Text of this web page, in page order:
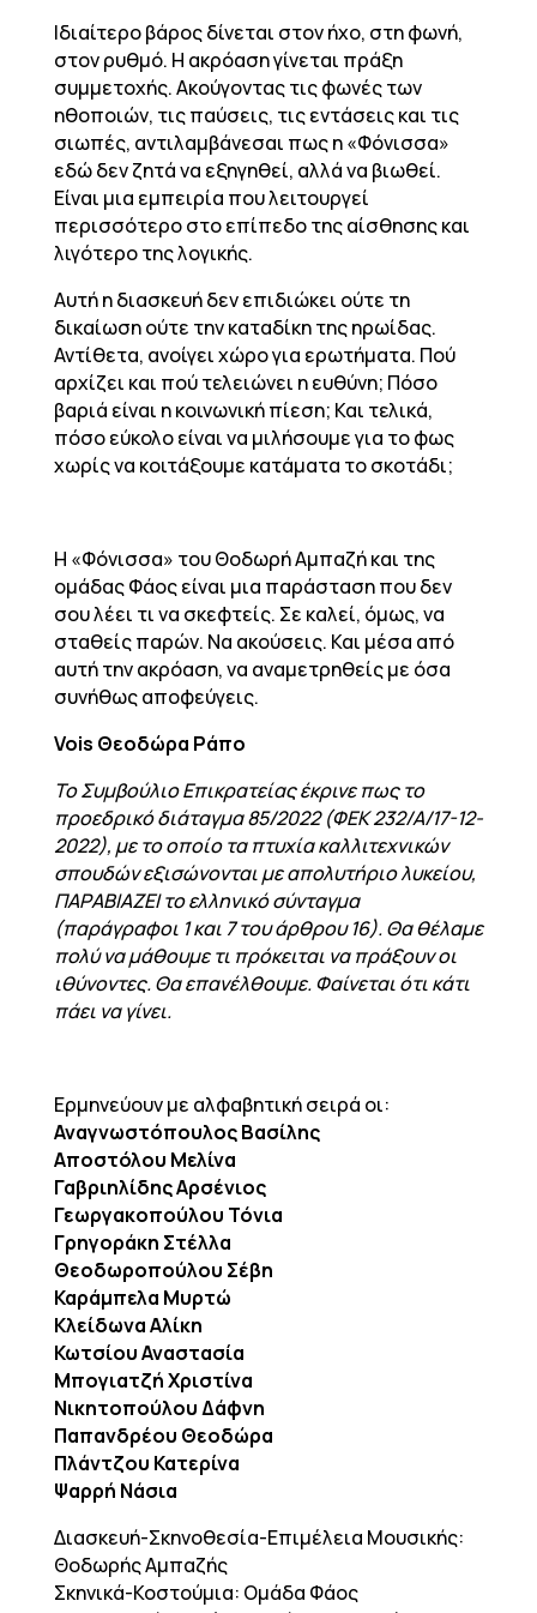
Ιδιαίτερο βάρος δίνεται στον ήχο, στη φωνή,
στον ρυθμό. Η ακρόαση γίνεται πράξη
συμμετοχής. Ακούγοντας τις φωνές των
ηθοποιών, τις παύσεις, τις εντάσεις και τις
σιωπές, αντιλαμβάνεσαι πως η «Φόνισσα»
εδώ δεν ζητά να εξηγηθεί, αλλά να βιωθεί.
Είναι μια εμπειρία που λειτουργεί
περισσότερο στο επίπεδο της αίσθησης και
λιγότερο της λογικής.
Αυτή η διασκευή δεν επιδιώκει ούτε τη
δικαίωση ούτε την καταδίκη της ηρωίδας.
Αντίθετα, ανοίγει χώρο για ερωτήματα. Πού
αρχίζει και πού τελειώνει η ευθύνη; Πόσο
βαριά είναι η κοινωνική πίεση; Και τελικά,
πόσο εύκολο είναι να μιλήσουμε για το φως
χωρίς να κοιτάξουμε κατάματα το σκοτάδι;
Η «Φόνισσα» του Θοδωρή Αμπαζή και της
ομάδας Φάος είναι μια παράσταση που δεν
σου λέει τι να σκεφτείς. Σε καλεί, όμως, να
σταθείς παρών. Να ακούσεις. Και μέσα από
αυτή την ακρόαση, να αναμετρηθείς με όσα
συνήθως αποφεύγεις.
Vois Θεοδώρα Ράπο
To Συμβούλιο Επικρατείας έκρινε πως το
προεδρικό διάταγμα 85/2022 (ΦΕΚ 232/Α/17-12-
2022), με το οποίο τα πτυχία καλλιτεχνικών
σπουδών εξισώνονται με απολυτήριο λυκείου,
ΠΑΡΑΒΙΑΖΕΙ το ελληνικό σύνταγμα
(παράγραφοι 1 και 7 του άρθρου 16). Θα θέλαμε
πολύ να μάθουμε τι πρόκειται να πράξουν οι
ιθύνοντες. Θα επανέλθουμε. Φαίνεται ότι κάτι
πάει να γίνει.
Ερμηνεύουν με αλφαβητική σειρά οι:
Αναγνωστόπουλος Βασίλης
Αποστόλου Μελίνα
Γαβριηλίδης Αρσένιος
Γεωργακοπούλου Τόνια
Γρηγοράκη Στέλλα
Θεοδωροπούλου Σέβη
Καράμπελα Μυρτώ
Κλείδωνα Αλίκη
Κωτσίου Αναστασία
Μπογιατζή Χριστίνα
Νικητοπούλου Δάφνη
Παπανδρέου Θεοδώρα
Πλάντζου Κατερίνα
Ψαρρή Νάσια
Διασκευή-Σκηνοθεσία-Επιμέλεια Μουσικής:
Θοδωρής Αμπαζής
Σκηνικά-Κοστούμια: Ομάδα Φάος